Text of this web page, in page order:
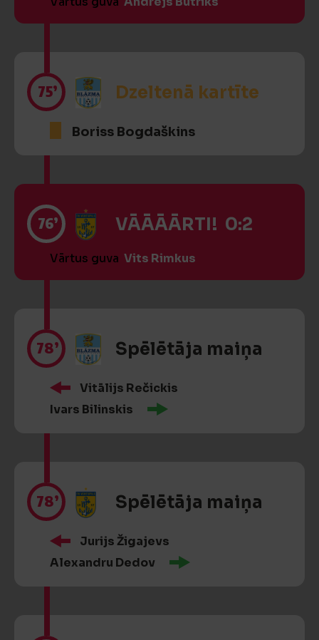
75’ Dzeltenā kartīte
Boriss Bogdaškins
76’ VĀĀĀĀRTI! 0:2
Vārtus guva Vits Rimkus
78’ Spēlētāja maiņa
Vitālijs Rečickis
Ivars Bilinskis
78’ Spēlētāja maiņa
Jurijs Žigajevs
Alexandru Dedov